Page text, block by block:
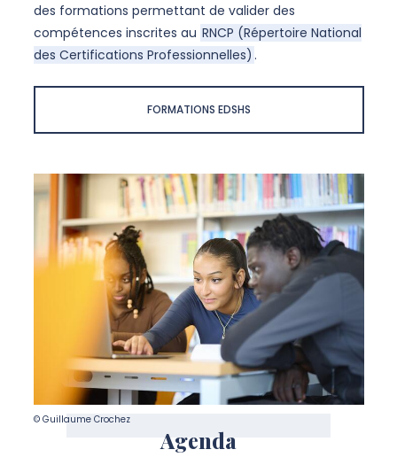
© Guillaume Crochez
des formations permettant de valider des
compétences inscrites au RNCP (Répertoire National
des Certifications Professionnelles) .
FORMATIONS EDSHS
Agenda